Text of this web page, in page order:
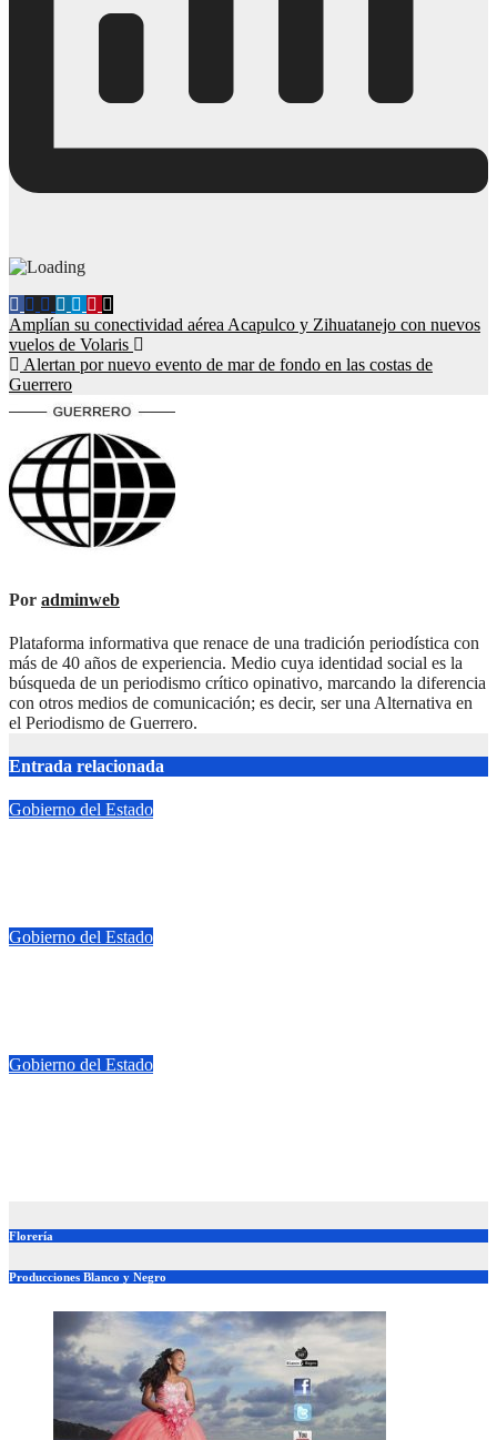
Navegación
de
entradas
Amplían su conectividad aérea Acapulco y Zihuatanejo con nuevos
vuelos de Volaris
Alertan por nuevo evento de mar de fondo en las costas de
Guerrero
Por adminweb
Plataforma informativa que renace de una tradición periodística con
más de 40 años de experiencia. Medio cuya identidad social es la
búsqueda de un periodismo crítico opinativo, marcando la diferencia
con otros medios de comunicación; es decir, ser una Alternativa en
el Periodismo de Guerrero.
Entrada relacionada
Gobierno del Estado
Gobierno del Estado
Gobierno del Estado
Florería
Producciones Blanco y Negro